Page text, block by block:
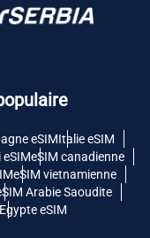
eSIMItalie eSIM
eSIM canadienne
eSIM vietnamienne
Arabie Saoudite
eSIM